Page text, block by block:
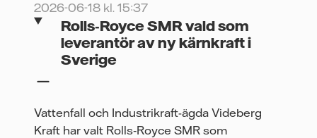
Guider
Artiklar
Krönikor
Videor
Event
Om oss
2026-06-18 kl. 15:37
Rolls‑Royce SMR vald som
leverantör av ny kärnkraft i
Sverige
Vattenfall och Industrikraft-ägda Videberg
Kraft har valt Rolls‑Royce SMR som